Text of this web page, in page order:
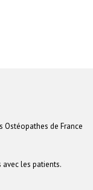
Ostéopathes de France
les patients.